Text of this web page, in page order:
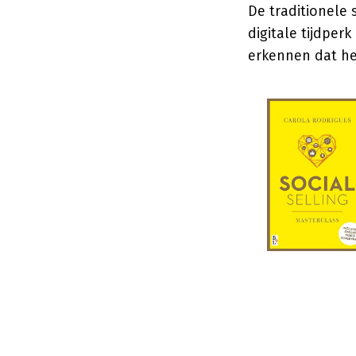
De traditionele
digitale tijdperk
erkennen dat